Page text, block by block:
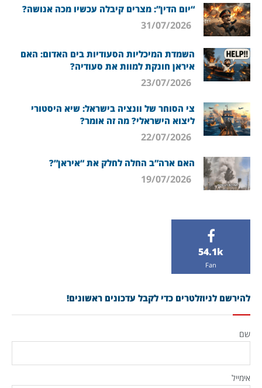
“יום הדין”: מצרים קיבלה עכשיו מכה אנושה?
השמדת המיכליות הסעודיות בים האדום: האם
איראן חונקת למוות את סעודיה?
צי הסוחר של וונציה בישראל: שיא היסטורי
ליצוא הישראלי? מה זה אומר?
האם ארה”ב החלה לחלק את “איראן”?
54.1k
Fan
להירשם לניוזלטרים כדי לקבל עדכונים ראשונים!
שם
אימייל